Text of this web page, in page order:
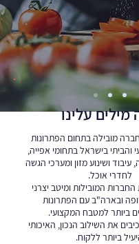
מילים עלינו
מובילה בתחום הפתרונות
בישראל בתחומי אפייה,
עיבוד ושינוע מזון ומערכי הגשה
לחדרי אוכל.
החברות המובילות ומיטב יצרני
ובארה"ב עם הפתרונות
ביותר למטבח המקצועי.
את השילוב הנכון, האיכותי
ביותר ללקוח.